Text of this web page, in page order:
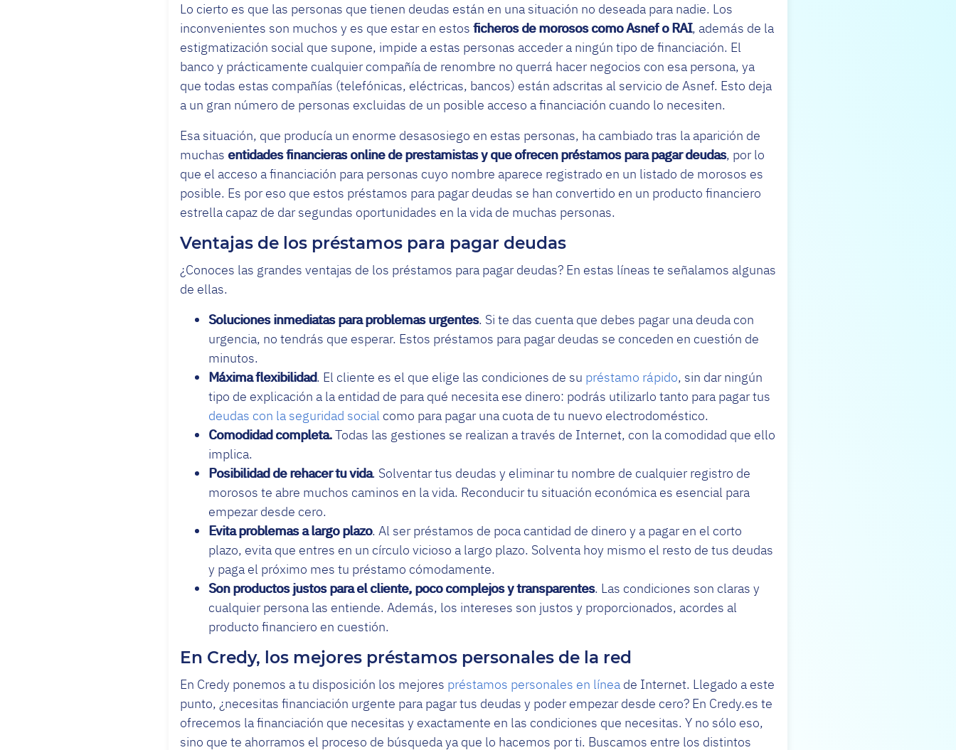
Lo cierto es que las personas que tienen deudas están en una situación no deseada para nadie. Los
inconvenientes son muchos y es que estar en estos ficheros de morosos como Asnef o RAI, además de la
estigmatización social que supone, impide a estas personas acceder a ningún tipo de financiación. El
banco y prácticamente cualquier compañía de renombre no querrá hacer negocios con esa persona, ya
que todas estas compañías (telefónicas, eléctricas, bancos) están adscritas al servicio de Asnef. Esto deja
a un gran número de personas excluidas de un posible acceso a financiación cuando lo necesiten.
Esa situación, que producía un enorme desasosiego en estas personas, ha cambiado tras la aparición de
muchas entidades financieras online de prestamistas y que ofrecen préstamos para pagar deudas, por lo
que el acceso a financiación para personas cuyo nombre aparece registrado en un listado de morosos es
posible. Es por eso que estos préstamos para pagar deudas se han convertido en un producto financiero
estrella capaz de dar segundas oportunidades en la vida de muchas personas.
Ventajas de los préstamos para pagar deudas
¿Conoces las grandes ventajas de los préstamos para pagar deudas? En estas líneas te señalamos algunas
de ellas.
Soluciones inmediatas para problemas urgentes. Si te das cuenta que debes pagar una deuda con
urgencia, no tendrás que esperar. Estos préstamos para pagar deudas se conceden en cuestión de
minutos.
Máxima flexibilidad. El cliente es el que elige las condiciones de su préstamo rápido, sin dar ningún
tipo de explicación a la entidad de para qué necesita ese dinero: podrás utilizarlo tanto para pagar tus
deudas con la seguridad social como para pagar una cuota de tu nuevo electrodoméstico.
Comodidad completa.Todas las gestiones se realizan a través de Internet, con la comodidad que ello
implica.
Posibilidad de rehacer tu vida. Solventar tus deudas y eliminar tu nombre de cualquier registro de
morosos te abre muchos caminos en la vida. Reconducir tu situación económica es esencial para
empezar desde cero.
Evita problemas a largo plazo. Al ser préstamos de poca cantidad de dinero y a pagar en el corto
plazo, evita que entres en un círculo vicioso a largo plazo. Solventa hoy mismo el resto de tus deudas
y paga el próximo mes tu préstamo cómodamente.
Son productos justos para el cliente, poco complejos y transparentes. Las condiciones son claras y
cualquier persona las entiende. Además, los intereses son justos y proporcionados, acordes al
producto financiero en cuestión.
En Credy, los mejores préstamos personales de la red
En Credy ponemos a tu disposición los mejores préstamos personales en línea de Internet. Llegado a este
punto, ¿necesitas financiación urgente para pagar tus deudas y poder empezar desde cero? En Credy.es te
ofrecemos la financiación que necesitas y exactamente en las condiciones que necesitas. Y no sólo eso,
sino que te ahorramos el proceso de búsqueda ya que lo hacemos por ti. Buscamos entre los distintos